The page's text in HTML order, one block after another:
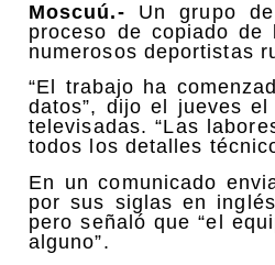
Moscuú.- Un grupo
proceso de copiado
numerosos deportistas
“El trabajo ha
datos”, dijo el jueves
televisadas. “Las
todos los detalles
En un comunicado
por sus siglas en
pero señaló que “el
alguno”.